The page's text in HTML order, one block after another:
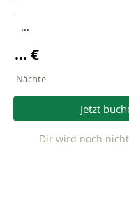
...
... €
Nächte
Jetzt
Dir wird noch